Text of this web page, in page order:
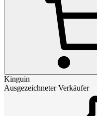
Kinguin
Ausgezeichneter Verkäufer